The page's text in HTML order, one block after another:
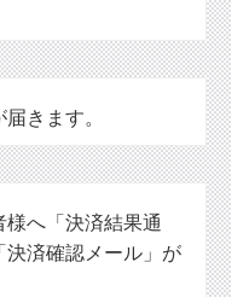
きます。
へ「決済結果通
済確認メール」が